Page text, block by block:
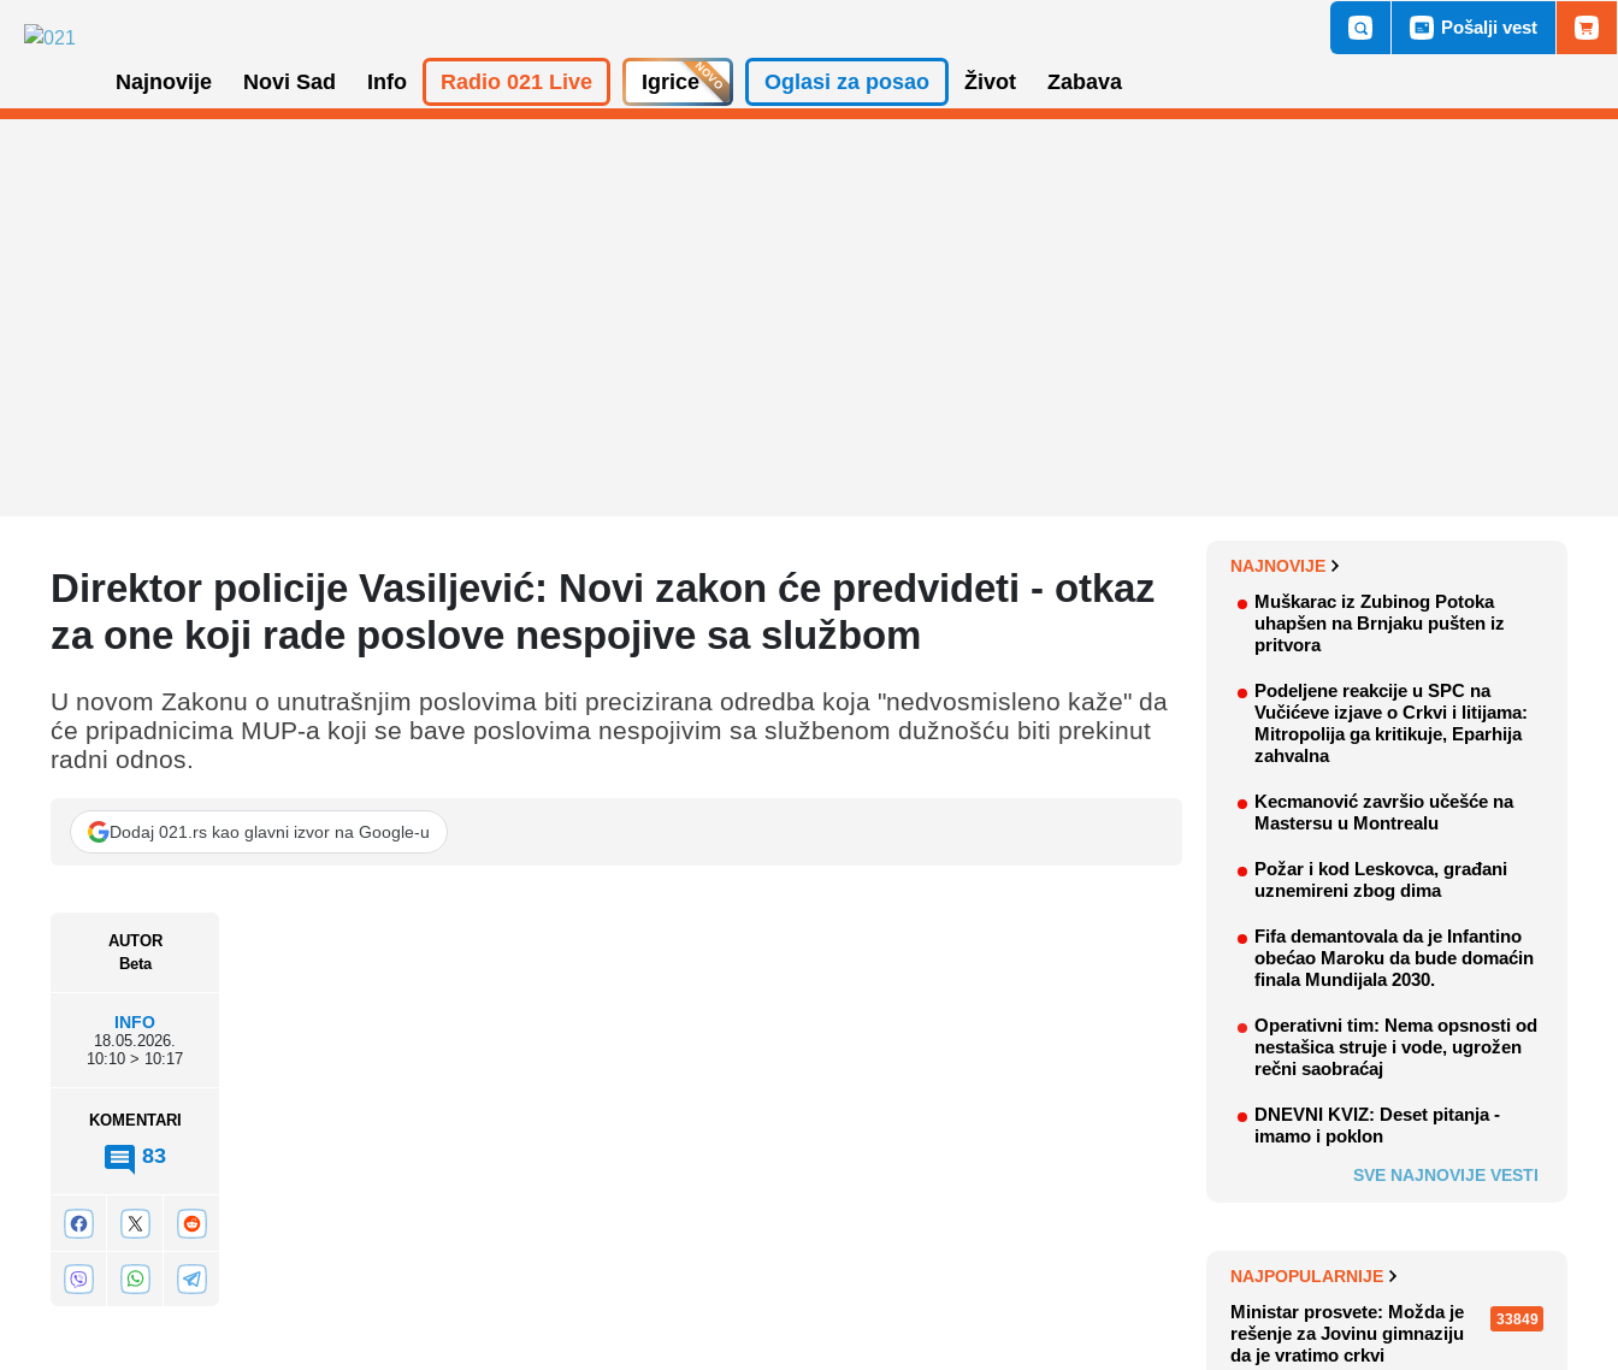
Najnovije Novi Sad Info Radio 021 Live Igrice Oglasi za posao Život Zabava
Pošalji vest
Direktor policije Vasiljević: Novi zakon će predvideti - otkaz
za one koji rade poslove nespojive sa službom
AUTOR
Beta
INFO
18.05.2026.
10:10 > 10:17
KOMENTARI
83
U novom Zakonu o unutrašnjim poslovima biti precizirana odredba koja "nedvosmisleno kaže" da
će pripadnicima MUP-a koji se bave poslovima nespojivim sa službenom dužnošću biti prekinut
radni odnos.
Dodaj 021.rs kao glavni izvor na Google-u
NAJNOVIJE
Muškarac iz Zubinog Potoka
uhapšen na Brnjaku pušten iz
pritvora
Podeljene reakcije u SPC na
Vučićeve izjave o Crkvi i litijama:
Mitropolija ga kritikuje, Eparhija
zahvalna
Kecmanović završio učešće na
Mastersu u Montrealu
Požar i kod Leskovca, građani
uznemireni zbog dima
Fifa demantovala da je Infantino
obećao Maroku da bude domaćin
finala Mundijala 2030.
Operativni tim: Nema opsnosti od
nestašica struje i vode, ugrožen
rečni saobraćaj
DNEVNI KVIZ: Deset pitanja -
imamo i poklon
SVE NAJNOVIJE VESTI
NAJPOPULARNIJE
Ministar prosvete: Možda je
rešenje za Jovinu gimnaziju
da je vratimo crkvi
33849